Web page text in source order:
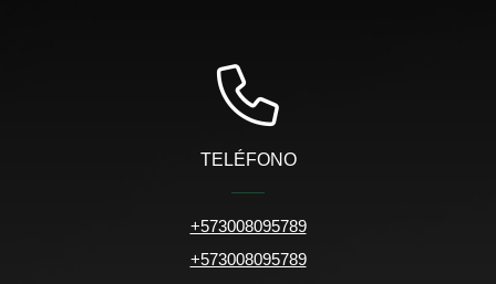
TELÉFONO
+573008095789
+573008095789